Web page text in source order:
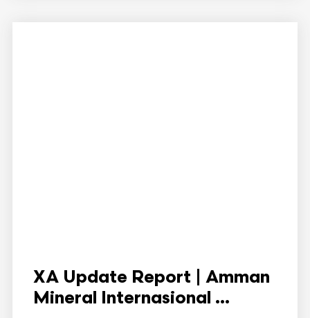
XA Update Report | Amman
Mineral Internasional ...